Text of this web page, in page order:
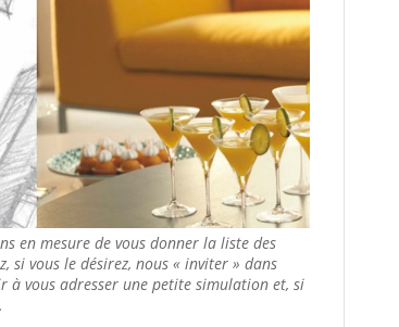
en mesure de vous donner la liste des
si vous le désirez, nous « inviter » dans
à vous adresser une petite simulation et, si